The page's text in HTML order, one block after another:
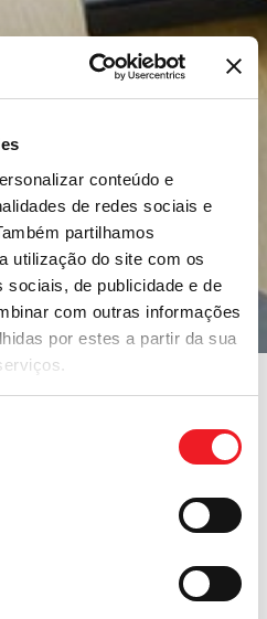
conteúdo e
de redes sociais e
partilhamos
utilização do site com os
sociais, de publicidade e de
com outras informações
por estes a partir da sua